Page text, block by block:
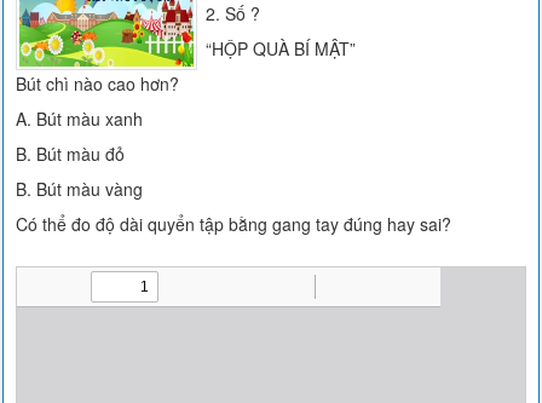
2. Số ?
“HỘP QUÀ BÍ MẬT”
Bút chì nào cao hơn?
A. Bút màu xanh
B. Bút màu đỏ
B. Bút màu vàng
Có thể đo độ dài quyển tập bằng gang tay đúng hay sai?